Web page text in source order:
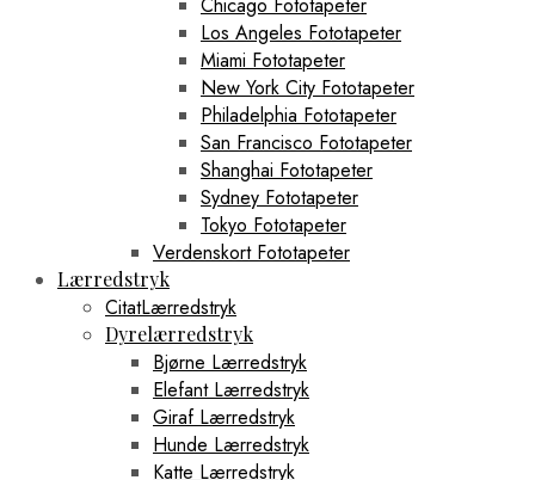
Los Angeles Fototapeter
Miami Fototapeter
New York City Fototapeter
Philadelphia Fototapeter
San Francisco Fototapeter
Shanghai Fototapeter
Sydney Fototapeter
Tokyo Fototapeter
Verdenskort Fototapeter
Lærredstryk
CitatLærredstryk
Dyrelærredstryk
Bjørne Lærredstryk
Elefant Lærredstryk
Giraf Lærredstryk
Hunde Lærredstryk
Katte Lærredstryk